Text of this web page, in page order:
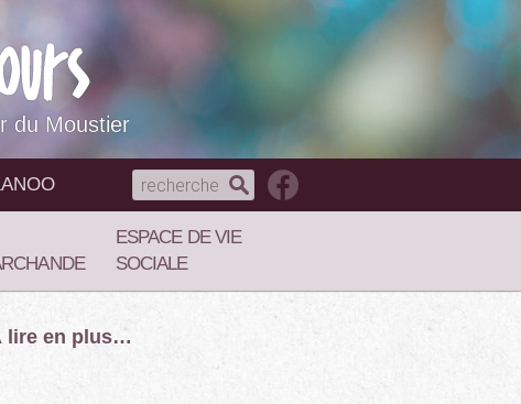
du Moustier
ESPACE DE VIE
SOCIALE
lire en plus…